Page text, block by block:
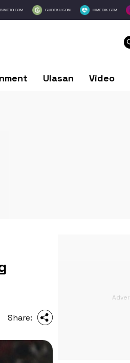
GUIDEKU.COM HIMEDIK.COM
Ulasan Video
Share: